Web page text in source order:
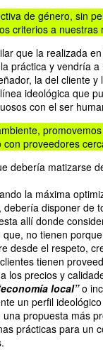
de género, sin
criterios a nuestras
que la realizada
práctica y vendría
la del cliente
ideológica que
con el ser
proveedores
debería matizarse
la máxima
disponer de
allí donde
no tienen
desde el respeto,
tienen
los precios y
local”o
un perfil
propuesta más
prácticas para un